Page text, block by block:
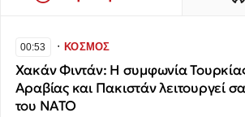
00:53 ∙ΚΟΣΜΟΣ
Χακάν Φιντάν: Η συμφωνία
Αραβίας και Πακιστάν λειτουργεί
του ΝΑΤΟ